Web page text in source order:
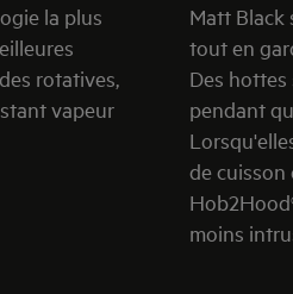
la plus
rotatives,
vapeur
Matt Black
tout en
Des hottes
pendant
de
moins